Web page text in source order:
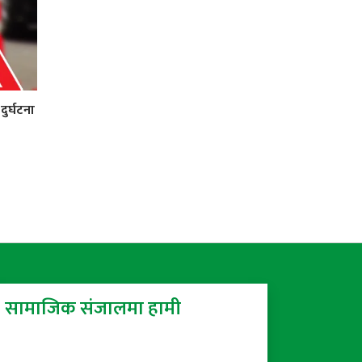
सामाजिक संजालमा हामी